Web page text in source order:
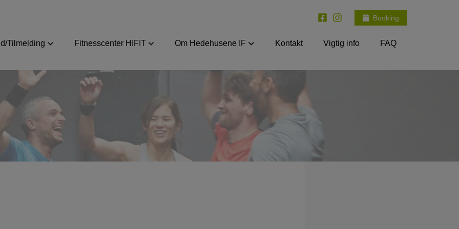
Booking
Tilmelding Fitnesscenter HIFIT Om Hedehusene IF Kontakt Vigtig info FAQ